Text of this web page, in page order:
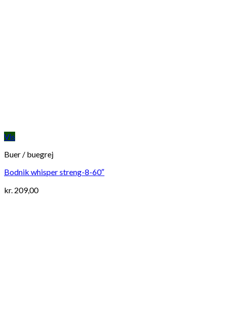
Vis
Buer / buegrej
Bodnik whisper streng-8-60″
kr. 209,00